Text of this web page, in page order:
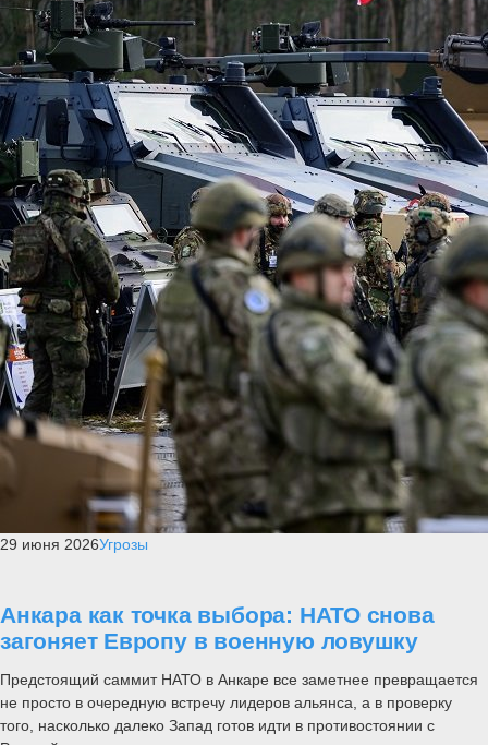
29 июня 2026Угрозы
Анкара как точка выбора: НАТО снова
загоняет Европу в военную ловушку
Предстоящий саммит НАТО в Анкаре все заметнее превращается
не просто в очередную встречу лидеров альянса, а в проверку
того, насколько далеко Запад готов идти в противостоянии с